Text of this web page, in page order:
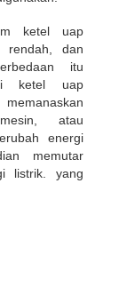
ketel uap
rendah, dan
itu
ketel uap
atau
energi
memutar
listrik. yang